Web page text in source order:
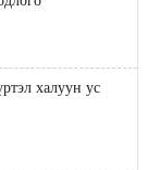
халуун ус